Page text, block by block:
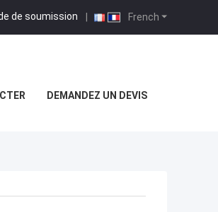
French
de soumission |
DEMANDEZ UN DEVIS